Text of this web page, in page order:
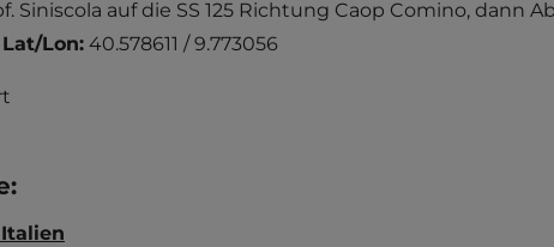
Siniscola auf die SS 125 Richtung Caop Comino, dann
Lat/Lon: 40.578611 / 9.773056
: